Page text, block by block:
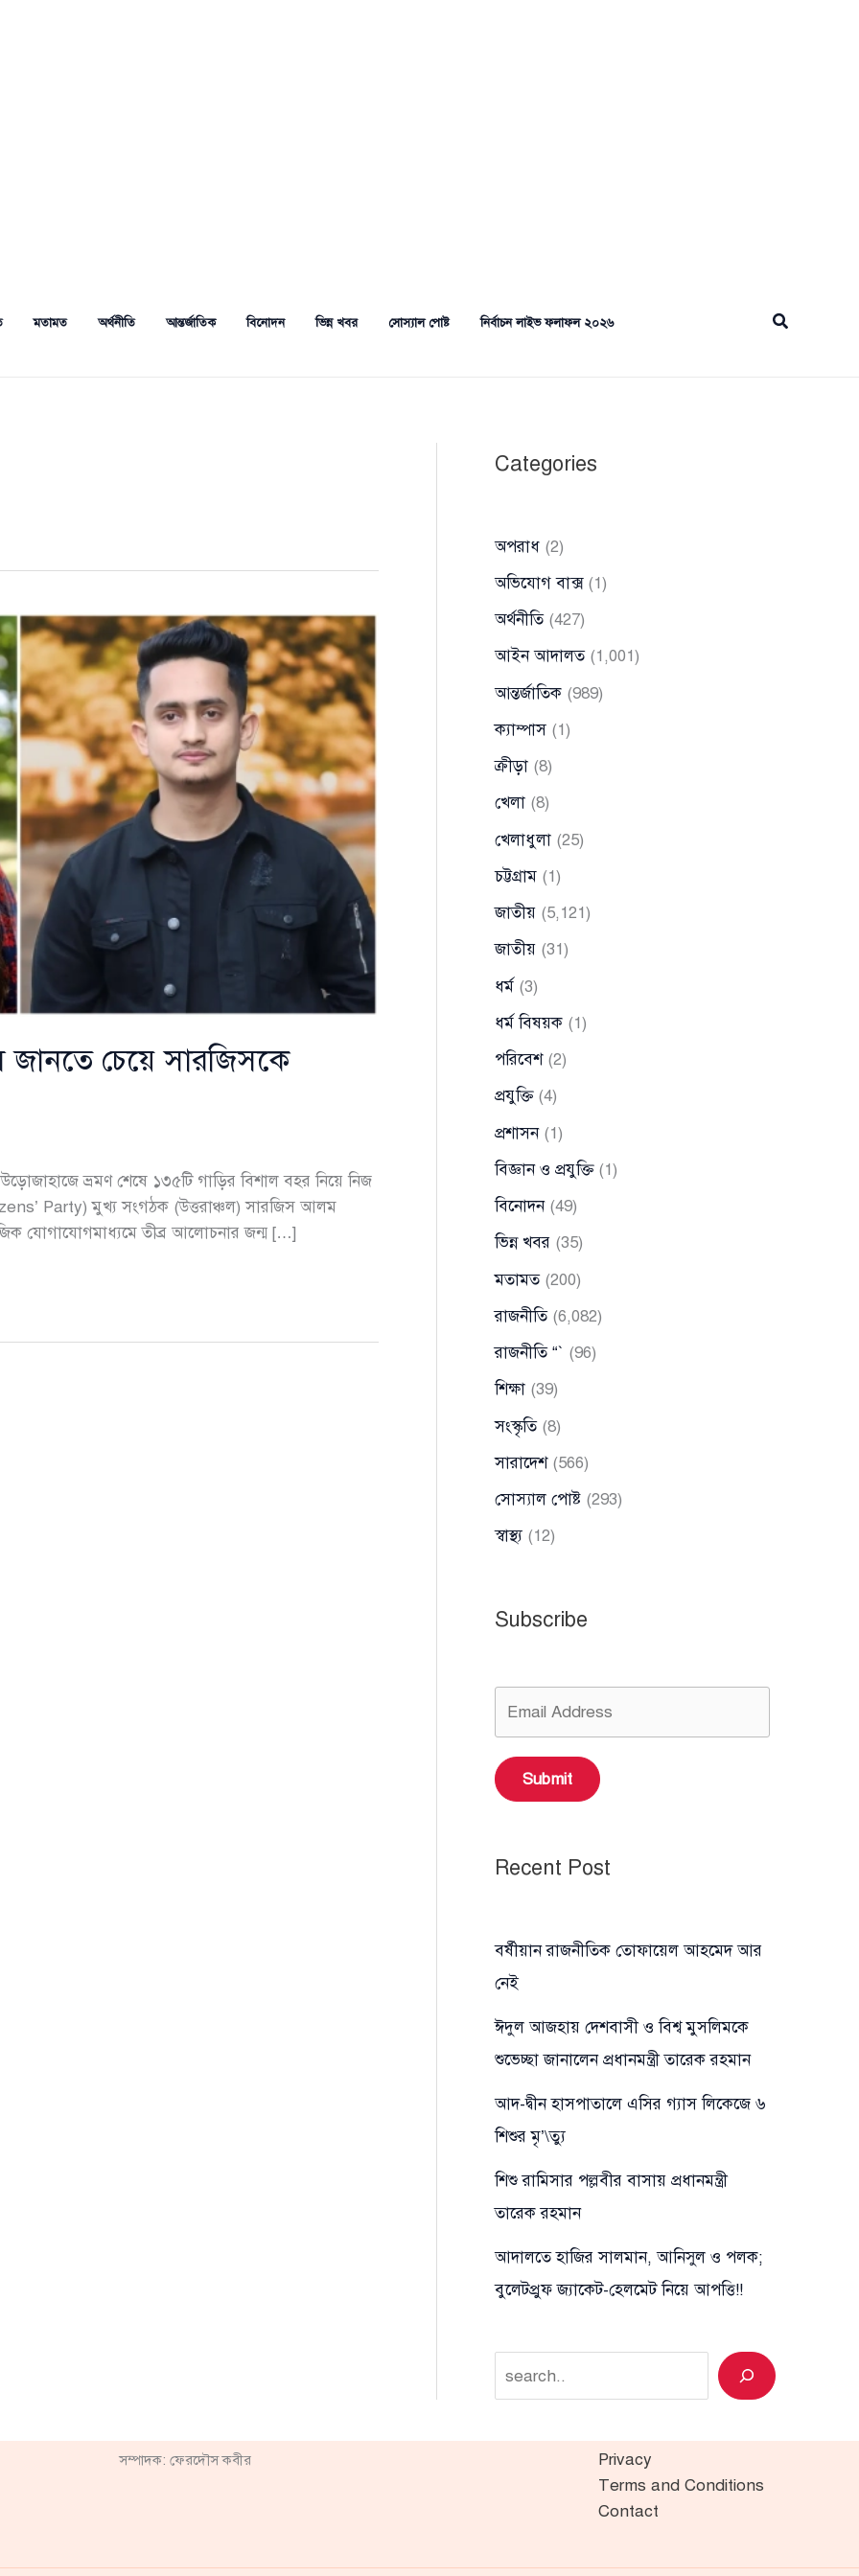
মতামত অর্থনীতি আন্তর্জাতিক বিনোদন ভিন্ন খবর সোস্যাল পোষ্ট নির্বাচন লাইভ ফলাফল ২০২৬ Search
চেয়ে সারজিসকে
ভ্রমণ শেষে ১৩৫টি গাড়ির বিশাল বহর নিয়ে নিজ
Party) মুখ্য সংগঠক (উত্তরাঞ্চল) সারজিস আলম
যোগাযোগমাধ্যমে তীব্র আলোচনার জন্ম […]
Categories
অপরাধ (2)
অভিযোগ বাক্স(1)
অর্থনীতি(427)
আইন আদালত(1,001)
আন্তর্জাতিক (989)
ক্যাম্পাস (1)
ক্রীড়া (8)
খেলা (8)
খেলাধুলা (25)
চট্টগ্রাম (1)
জাতীয় (5,121)
জাতীয় (31)
ধর্ম (3)
ধর্ম বিষয়ক (1)
পরিবেশ(2)
প্রযুক্তি(4)
প্রশাসন(1)
বিজ্ঞান ও প্রযুক্তি(1)
বিনোদন(49)
ভিন্ন খবর (35)
মতামত(200)
রাজনীতি(6,082)
রাজনীতি “` (96)
শিক্ষা (39)
সংস্কৃতি(8)
সারাদেশ(566)
সোস্যাল পোষ্ট (293)
স্বাস্থ্য (12)
Subscribe
Submit
Recent Post
বর্ষীয়ান রাজনীতিক তোফায়েল আহমেদ আর
নেই
ঈদুল আজহায় দেশবাসী ও বিশ্ব মুসলিমকে
শুভেচ্ছা জানালেন প্রধানমন্ত্রী তারেক রহমান
আদ-দ্বীন হাসপাতালে এসির গ্যাস লিকেজে ৬
শিশুর মৃ’\ত্যু
শিশু রামিসার পল্লবীর বাসায় প্রধানমন্ত্রী
তারেক রহমান
আদালতে হাজির সালমান, আনিসুল ও পলক;
বুলেটপ্রুফ জ্যাকেট-হেলমেট নিয়ে আপত্তি!!
সম্পাদক: ফেরদৌস কবীর
Privacy
Terms and Conditions
Contact